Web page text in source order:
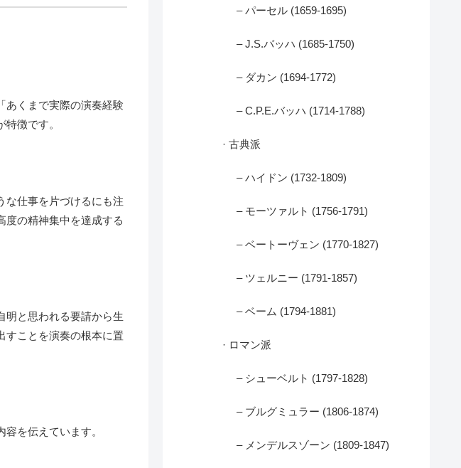
あくまで実際の演奏経験
徴です。
な仕事を片づけるにも注
度の精神集中を達成する
明と思われる要請から生
すことを演奏の根本に置
を伝えています。
– パーセル (1659-1695)
– J.S.バッハ (1685-1750)
– ダカン (1694-1772)
– C.P.E.バッハ (1714-1788)
· 古典派
– ハイドン (1732-1809)
– モーツァルト (1756-1791)
– ベートーヴェン (1770-1827)
– ツェルニー (1791-1857)
– ベーム (1794-1881)
· ロマン派
– シューベルト (1797-1828)
– ブルグミュラー (1806-1874)
– メンデルスゾーン (1809-1847)